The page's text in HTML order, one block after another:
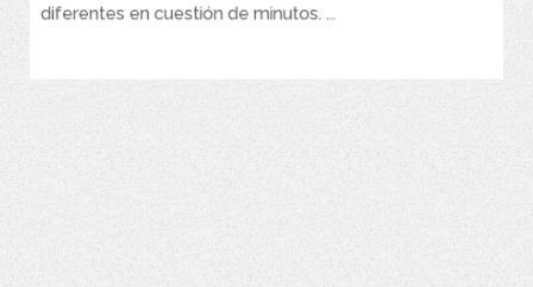
diferentes en cuestión de minutos. ...(hidrolavadora) (limpieza profun ...